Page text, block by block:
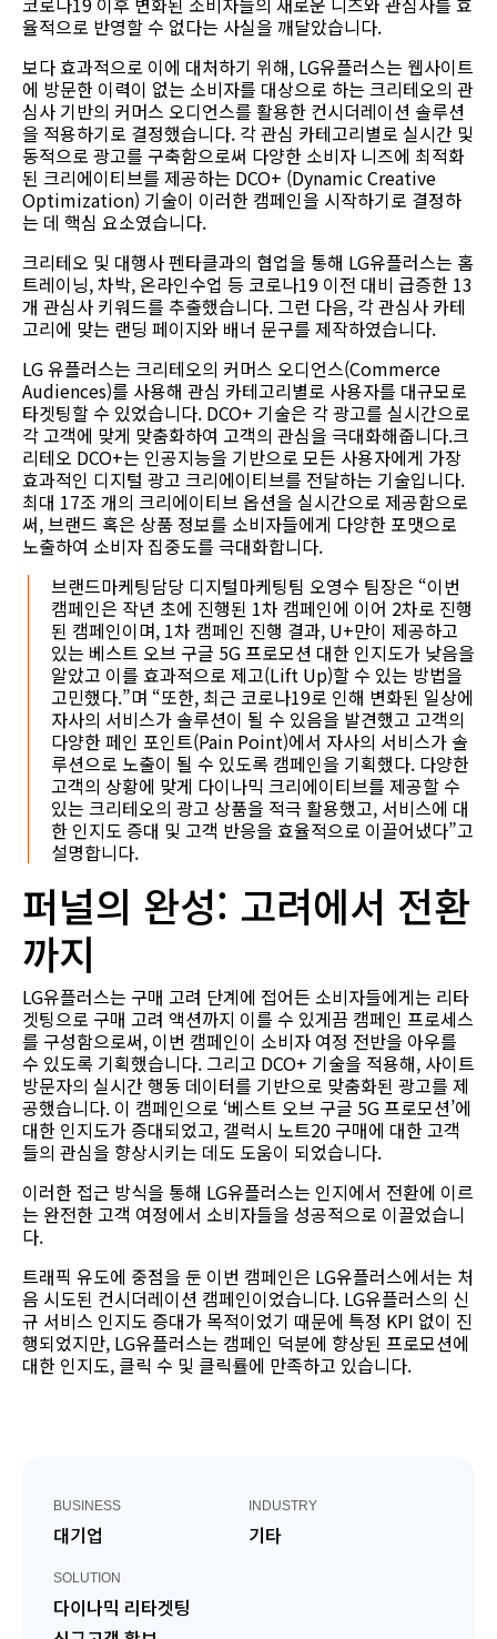
BUSINESS
대기업
INDUSTRY
기타
SOLUTION
다이나믹 리타겟팅
율적으로 반영할 수 없다는 사실을 깨달았습니다.
보다 효과적으로 이에 대처하기 위해, LG유플러스는 웹사이트
에 방문한 이력이 없는 소비자를 대상으로 하는 크리테오의 관
심사 기반의 커머스 오디언스를 활용한 컨시더레이션 솔루션
을 적용하기로 결정했습니다. 각 관심 카테고리별로 실시간 및
동적으로 광고를 구축함으로써 다양한 소비자 니즈에 최적화
된 크리에이티브를 제공하는 DCO+ (Dynamic Creative
Optimization) 기술이 이러한 캠페인을 시작하기로 결정하
는 데 핵심 요소였습니다.
크리테오 및 대행사 펜타클과의 협업을 통해 LG유플러스는 홈
트레이닝, 차박, 온라인수업 등 코로나19 이전 대비 급증한 13
개 관심사 키워드를 추출했습니다. 그런 다음, 각 관심사 카테
고리에 맞는 랜딩 페이지와 배너 문구를 제작하였습니다.
LG 유플러스는 크리테오의 커머스 오디언스(Commerce
Audiences)를 사용해 관심 카테고리별로 사용자를 대규모로
타겟팅할 수 있었습니다. DCO+ 기술은 각 광고를 실시간으로
각 고객에 맞게 맞춤화하여 고객의 관심을 극대화해줍니다.크
리테오 DCO+는 인공지능을 기반으로 모든 사용자에게 가장
효과적인 디지털 광고 크리에이티브를 전달하는 기술입니다.
최대 17조 개의 크리에이티브 옵션을 실시간으로 제공함으로
써, 브랜드 혹은 상품 정보를 소비자들에게 다양한 포맷으로
노출하여 소비자 집중도를 극대화합니다.
브랜드마케팅담당 디지털마케팅팀 오영수 팀장은 “이번
캠페인은 작년 초에 진행된 1차 캠페인에 이어 2차로 진행
된 캠페인이며, 1차 캠페인 진행 결과, U+만이 제공하고
있는 베스트 오브 구글 5G 프로모션 대한 인지도가 낮음을
알았고 이를 효과적으로 제고(Lift Up)할 수 있는 방법을
고민했다.”며 “또한, 최근 코로나19로 인해 변화된 일상에
자사의 서비스가 솔루션이 될 수 있음을 발견했고 고객의
다양한 페인 포인트(Pain Point)에서 자사의 서비스가 솔
루션으로 노출이 될 수 있도록 캠페인을 기획했다. 다양한
고객의 상황에 맞게 다이나믹 크리에이티브를 제공할 수
있는 크리테오의 광고 상품을 적극 활용했고, 서비스에 대
한 인지도 증대 및 고객 반응을 효율적으로 이끌어냈다”고
설명합니다.
퍼널의 완성: 고려에서 전환
까지
LG유플러스는 구매 고려 단계에 접어든 소비자들에게는 리타
겟팅으로 구매 고려 액션까지 이를 수 있게끔 캠페인 프로세스
를 구성함으로써, 이번 캠페인이 소비자 여정 전반을 아우를
수 있도록 기획했습니다. 그리고 DCO+ 기술을 적용해, 사이트
방문자의 실시간 행동 데이터를 기반으로 맞춤화된 광고를 제
공했습니다. 이 캠페인으로 ‘베스트 오브 구글 5G 프로모션’에
대한 인지도가 증대되었고, 갤럭시 노트20 구매에 대한 고객
들의 관심을 향상시키는 데도 도움이 되었습니다.
이러한 접근 방식을 통해 LG유플러스는 인지에서 전환에 이르
는 완전한 고객 여정에서 소비자들을 성공적으로 이끌었습니
다.
트래픽 유도에 중점을 둔 이번 캠페인은 LG유플러스에서는 처
음 시도된 컨시더레이션 캠페인이었습니다. LG유플러스의 신
규 서비스 인지도 증대가 목적이었기 때문에 특정 KPI 없이 진
행되었지만, LG유플러스는 캠페인 덕분에 향상된 프로모션에
대한 인지도, 클릭 수 및 클릭률에 만족하고 있습니다.